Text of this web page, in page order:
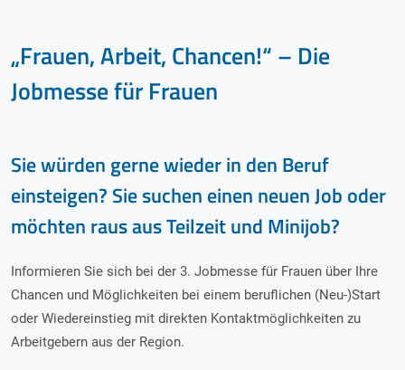
„Frauen, Arbeit, Chancen!“ – Die
Jobmesse für Frauen
Sie würden gerne wieder in den Beruf
einsteigen? Sie suchen einen neuen Job oder
möchten raus aus Teilzeit und Minijob?
Informieren Sie sich bei der 3. Jobmesse für Frauen über Ihre
Chancen und Möglichkeiten bei einem beruflichen (Neu-)Start
oder Wiedereinstieg mit direkten Kontaktmöglichkeiten zu
Arbeitgebern aus der Region.